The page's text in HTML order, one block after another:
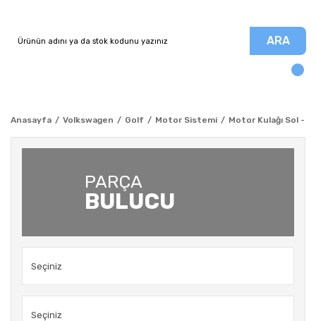
ARA
Anasayfa Volkswagen Golf Motor Sistemi Motor Kulağı Sol -
PARÇA
BULUCU